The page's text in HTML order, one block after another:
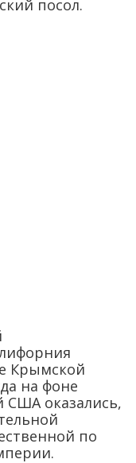
посол.
Крымской
на фоне
США оказались,
по